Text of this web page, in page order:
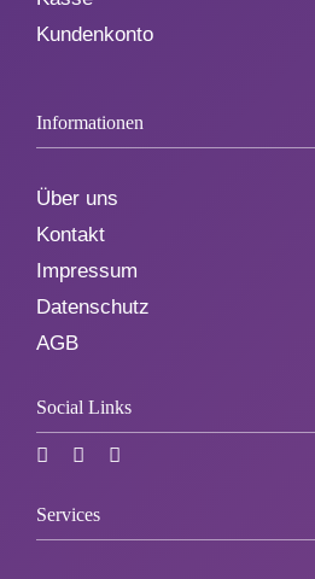
Kundenkonto
Informationen
Über uns
Kontakt
Impressum
Datenschutz
AGB
Social Links
Services